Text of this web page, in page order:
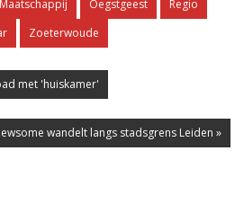
Maatschappij Oegstgeest
Regio
Zoeterwoude
met 'huiskamer'
wandelt langs stadsgrens Leiden »